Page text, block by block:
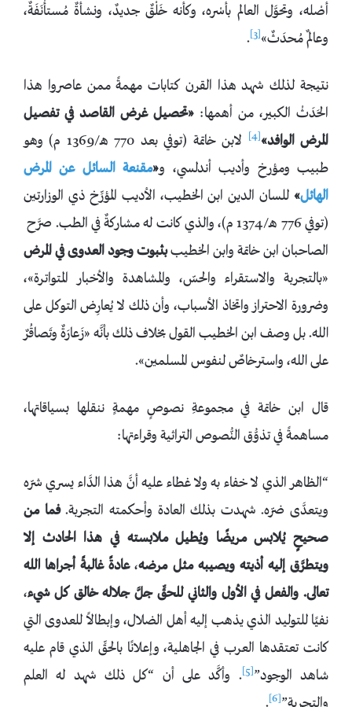
أصْله، وتحوَّل العالم بأسْره، وكأنه خَلْقٌ جديدٌ، ونشأةٌ مُستأْنَفَةٌ،
وعالمٌ مُحدَثٌ»[3]
.
نتيجة لذلك شهد هذا القرن كتابات مهمةً ممن عاصروا هذا
الحَدَثْ الكبير، من أهمها: «تحصيل غرض القاصد في تفصيل
المرض الوافد»[4]
لابن خاتمة (توفي بعد 770 هـ/1369 م) وهو
طبيب ومؤرخ وأديب أندلسي، و«مقنعة السائل عن المرض
الهائل» للسان الدين ابن الخطيب، الأديب المؤرِّخ ذي الوزارتين
(توفي 776 هـ/1374 م)، والذي كانت له مشاركةٌ في الطب. صرَّح
الصاحبان ابن خاتمة وابن الخطيببثبوت وجود العدوى في المرض
«بالتجربة والاستقراء والحسّ، والمشاهدة والأخبار المتواترة»،
وضرورة الاحتراز واتخاذ الأسباب، وأن ذلك لا يُعارِض التوكل على
الله. بل وصف ابن الخطيب القول بخلاف ذلك بأنَّه «زَعارَةٌ وتَصاقُرٌ
على الله، واسترخاصٌ لنفوس المسلمين».
قال ابن خاتمة في مجموعةِ نصوصٍ مهمةٍ ننقلها بسياقاتها،
مساهمةً في تذوُّق النُّصوص التراثية وقراءتها:
“الظاهر الذي لا خفاء به ولا غطاء عليه أنَّ هذا الدَّاء يسري شرّه
ويتعدَّى ضرّه. شهدت بذلك العادة وأحكمته التجربة.فما من
صحيحٍ يُلابس مريضًا ويُطيل ملابسته في هذا الحادث إلا
ويتطرَّق إليه أذيته ويصيبه مثل مرضه،عادةً غالبةً أجراها الله
تعالى. والفعل في الأول والثاني للحقِّ جلَّ جلاله خالق كل شيء،
نفيًا للتوليد الذي يذهب إليه أهل الضلال، وإبطالاً للعدوى التي
كانت تعتقدها العرب في الجاهلية، وإعلانًا بالحقِّ الذي قام عليه
شاهد الوجود”[5]
. وأكَّد على أن “كل ذلك شهد له العلم
[6]